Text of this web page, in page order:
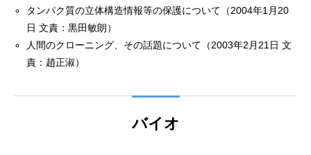
タンパク質の立体構造情報等の保護について（2004年1月20
日 文責：黒田敏朗）
人間のクローニング、その話題について（2003年2月21日 文
責：趙正淑）
バイオ